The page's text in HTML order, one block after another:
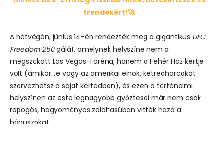
trendekért!🚀
A hétvégén, június 14-én rendezték meg a gigantikus UFC
Freedom 250gálát, amelynek helyszíne nem a
megszokott Las Vegas-i aréna, hanem a Fehér Ház kertje
volt (amikor te vagy az amerikai elnök, ketrecharcokat
szervezhetsz a saját kertedben), és ezen a történelmi
helyszínen az este legnagyobb győztesei már nem csak
ropogós, hagyományos zöldhasúban vitték haza a
bónuszokat.